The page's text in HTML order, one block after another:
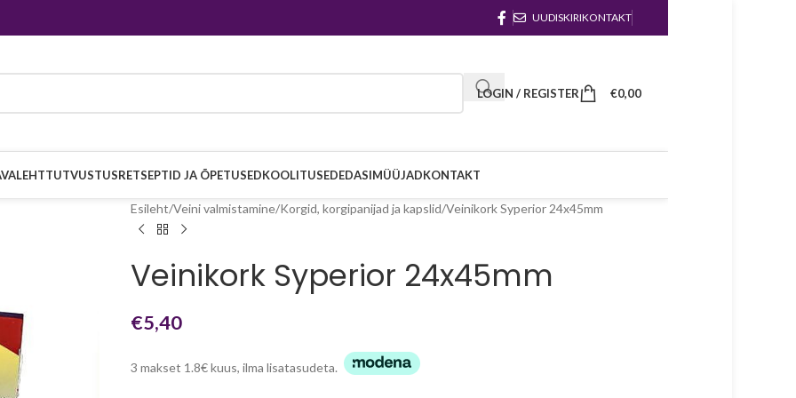
UUDISKIRIKONTAKT
LOGIN / REGISTER €0,00
TUTVUSTUSRETSEPTID JA ÕPETUSEDKOOLITUSEDEDASIMÜÜJADKONTAKT
Esileht Veini valmistamine Korgid, korgipanijad ja kapslid Veinikork Syperior 24x45mm
Veinikork Syperior 24x45mm
€5,40
3 makset 1.8€ kuus, ilma lisatasudeta.